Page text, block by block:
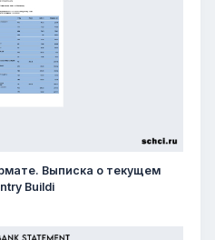
Выписка о текущем
Buildi